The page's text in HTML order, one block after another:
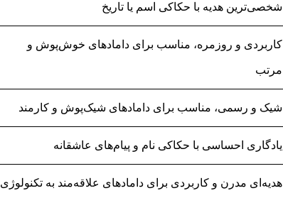
شخصی‌ترین هدیه با حکاکی اسم یا تاریخ
کاربردی و روزمره، مناسب برای دامادهای خوش‌پوش و
مرتب
شیک و رسمی، مناسب برای دامادهای شیک‌پوش و کارمند
یادگاری احساسی با حکاکی نام و پیام‌های عاشقانه
هدیه‌ای مدرن و کاربردی برای دامادهای علاقه‌مند به تکنولوژی